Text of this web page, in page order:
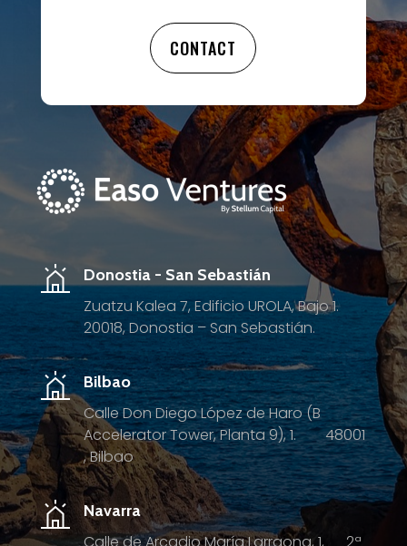
CONTACT
Donostia - San Sebastián
Zuatzu Kalea 7, Edificio UROLA, Bajo 1.
20018, Donostia – San Sebastián.
Bilbao
Calle Don Diego López de Haro (B
Accelerator Tower, Planta 9), 1.48001
, Bilbao
Navarra